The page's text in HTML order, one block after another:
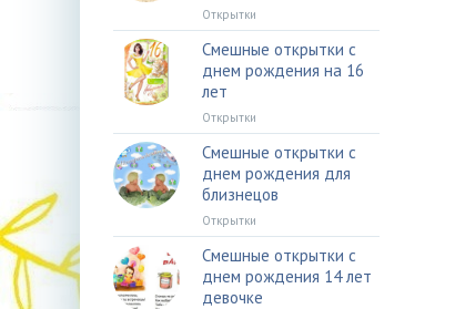
Открытки
Смешные открытки с
днем рождения на 16
лет
Открытки
Смешные открытки с
днем рождения для
близнецов
Открытки
Смешные открытки с
днем рождения 14 лет
девочке